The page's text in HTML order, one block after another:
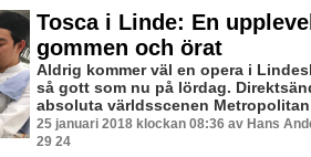
Tosca i Linde: En
gommen och örat
Aldrig kommer väl en opera i
så gott som nu på lördag.
absoluta världsscenen Metropolitan
25 januari 2018 klockan 08:36 av Hans
29 24